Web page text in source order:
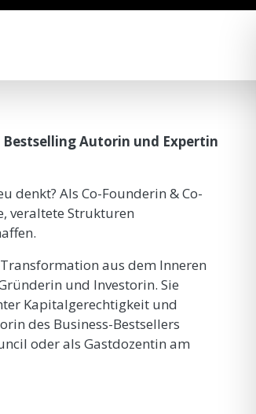
Autorin und Expertin
denkt? Als Co-Founderin & Co-
veraltete Strukturen
aus dem Inneren
und Investorin. Sie
Kapitalgerechtigkeit und
des Business-Bestsellers
oder als Gastdozentin am